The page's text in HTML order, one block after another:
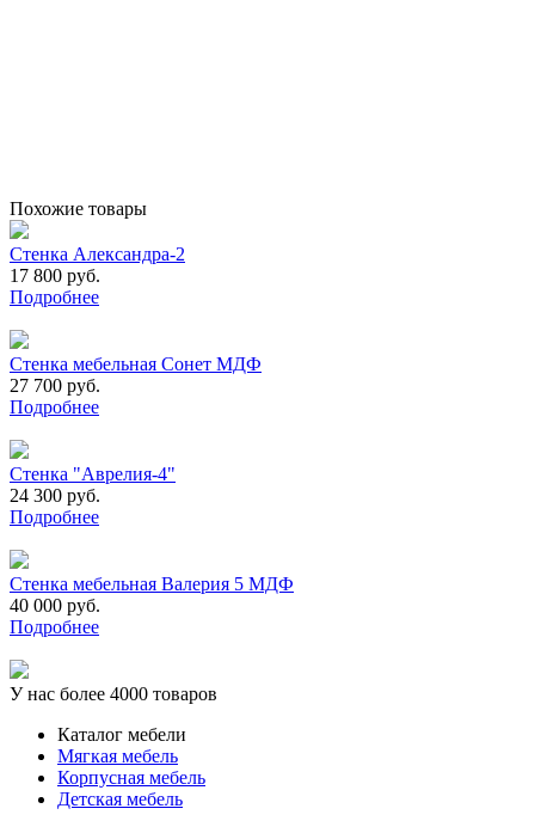
Похожие товары
Стенка Александра-2
17 800 руб.
Подробнее
Стенка мебельная Сонет МДФ
27 700 руб.
Подробнее
Стенка "Аврелия-4"
24 300 руб.
Подробнее
Стенка мебельная Валерия 5 МДФ
40 000 руб.
Подробнее
У нас более 4000 товаров
Каталог мебели
Мягкая мебель
Корпусная мебель
Детская мебель